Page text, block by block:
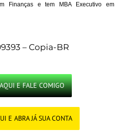
Finanças e tem MBA Executivo em
E FALE COMIGO
E ABRA JÁ SUA CONTA